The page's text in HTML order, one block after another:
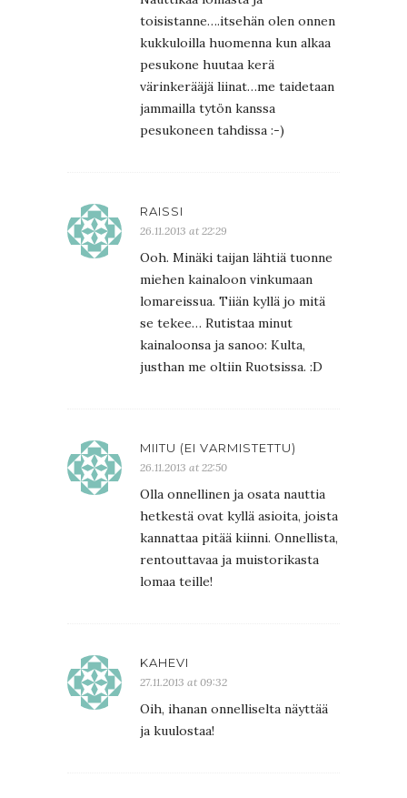
toisistanne….itsehän olen onnen
kukkuloilla huomenna kun alkaa
pesukone huutaa kerä
värinkerääjä liinat…me taidetaan
jammailla tytön kanssa
pesukoneen tahdissa :-)
RAISSI
26.11.2013 at 22:29
Ooh. Minäki taijan lähtiä tuonne
miehen kainaloon vinkumaan
lomareissua. Tiiän kyllä jo mitä
se tekee… Rutistaa minut
kainaloonsa ja sanoo: Kulta,
justhan me oltiin Ruotsissa. :D
MIITU (EI VARMISTETTU)
26.11.2013 at 22:50
Olla onnellinen ja osata nauttia
hetkestä ovat kyllä asioita, joista
kannattaa pitää kiinni. Onnellista,
rentouttavaa ja muistorikasta
lomaa teille!
KAHEVI
27.11.2013 at 09:32
Oih, ihanan onnelliselta näyttää
ja kuulostaa!